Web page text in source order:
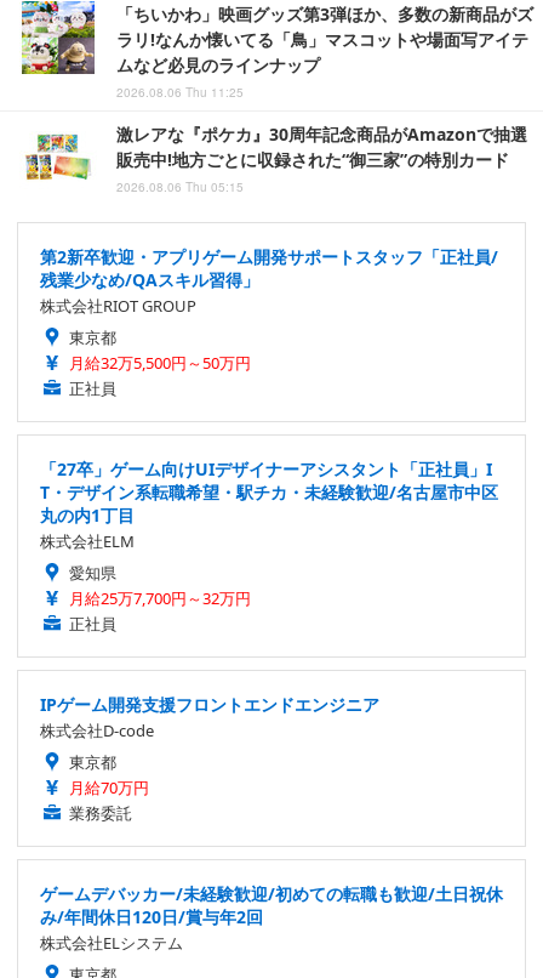
「ちいかわ」映画グッズ第3弾ほか、多数の新商品がズ
ラリ!なんか懐いてる「鳥」マスコットや場面写アイテ
ムなど必見のラインナップ
2026.08.06 Thu 11:25
激レアな『ポケカ』30周年記念商品がAmazonで抽選
販売中!地方ごとに収録された“御三家”の特別カード
2026.08.06 Thu 05:15
第2新卒歓迎・アプリゲーム開発サポートスタッフ「正社員/
残業少なめ/QAスキル習得」
株式会社RIOT GROUP
東京都
月給32万5,500円～50万円
正社員
「27卒」ゲーム向けUIデザイナーアシスタント「正社員」I
T・デザイン系転職希望・駅チカ・未経験歓迎/名古屋市中区
丸の内1丁目
株式会社ELM
愛知県
月給25万7,700円～32万円
正社員
IPゲーム開発支援フロントエンドエンジニア
株式会社D-code
東京都
月給70万円
業務委託
ゲームデバッカー/未経験歓迎/初めての転職も歓迎/土日祝休
み/年間休日120日/賞与年2回
株式会社ELシステム